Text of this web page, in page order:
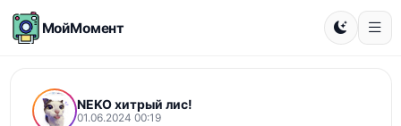
МойМомент
NEKO хитрый лис!
01.06.2024 00:19